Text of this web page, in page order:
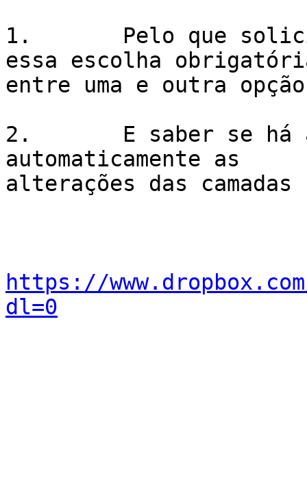
1.       Pelo que
essa escolha
entre uma e outra
2.       E saber se há
automaticamente as
alterações das camadas
https://
dl=0